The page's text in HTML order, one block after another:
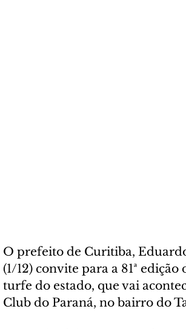
O prefeito de Curitiba,
(1/12) convite para a 81ª
turfe do estado, que vai
Club do Paraná, no bairro do